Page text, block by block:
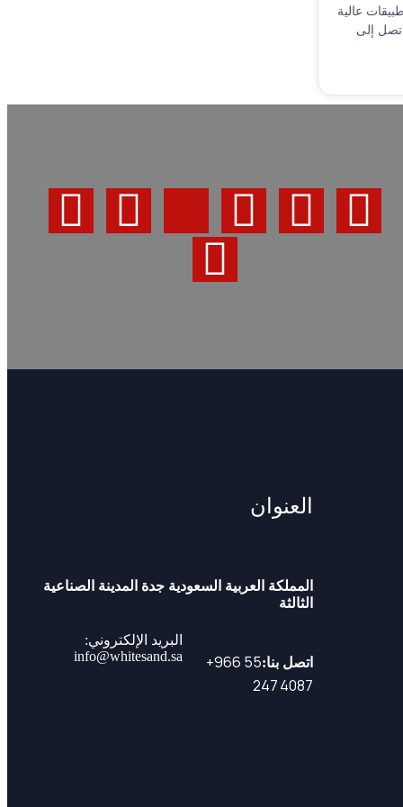
عالية
تصل إلى
العنوان
المملكة العربية السعودية جدة المدينة الصناعية
الثالثة
اتصل بنا:⁦+966 55
247 4087⁩
البريد الإلكتروني:
info@whitesand.sa